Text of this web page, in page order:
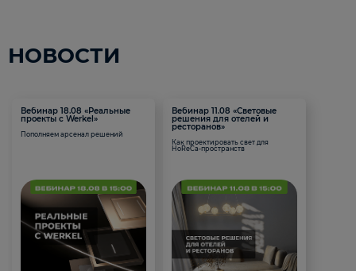
НОВОСТИ
Вебинар 18.08 «Реальные
проекты с Werkel»
Пополняем арсенал решений
Вебинар 11.08 «Световые
решения для отелей и
ресторанов»
Как проектировать свет для
HoReCa-пространств